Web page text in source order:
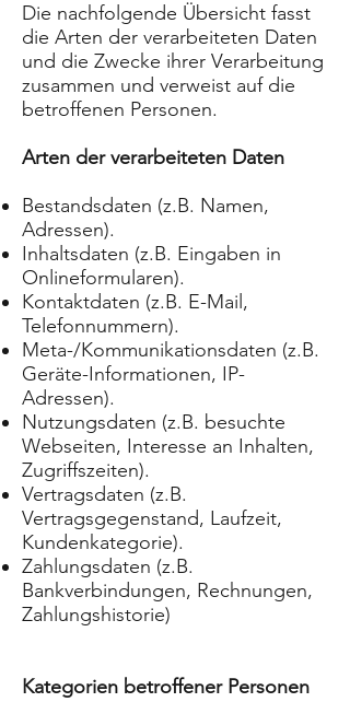
Die nachfolgende Übersicht fasst
die Arten der verarbeiteten Daten
und die Zwecke ihrer Verarbeitung
zusammen und verweist auf die
betroffenen Personen.
Arten der verarbeiteten Daten
Bestandsdaten (z.B. Namen,
Adressen).
Inhaltsdaten (z.B. Eingaben in
Onlineformularen).
Kontaktdaten (z.B. E-Mail,
Telefonnummern).
Meta-/Kommunikationsdaten (z.B.
Geräte-Informationen, IP-
Adressen).
Nutzungsdaten (z.B. besuchte
Webseiten, Interesse an Inhalten,
Zugriffszeiten).
Vertragsdaten (z.B.
Vertragsgegenstand, Laufzeit,
Kundenkategorie).
Zahlungsdaten (z.B.
Bankverbindungen, Rechnungen,
Zahlungshistorie)
Kategorien betroffener Personen